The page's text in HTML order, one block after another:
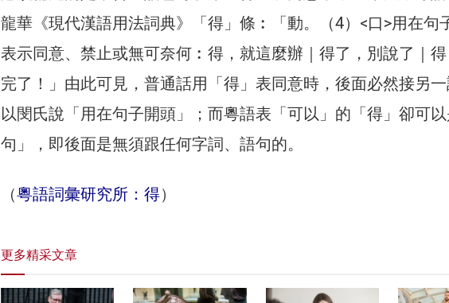
龍華《現代漢語用法詞典》「得」條︰「動。（4）<口>用在句
表示同意、禁止或無可奈何︰得，就這麼辦｜得了，別說了｜
完了！」由此可見，普通話用「得」表同意時，後面必然接另
以閔氏說「用在句子開頭」；而粵語表「可以」的「得」卻可
句」，即後面是無須跟任何字詞、語句的。
（粵語詞彙研究所：得）
更多精采文章